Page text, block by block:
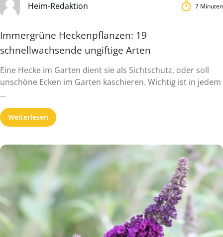
Heim-Redaktion 7 Minuten
Immergrüne Heckenpflanzen: 19
schnellwachsende ungiftige Arten
Eine Hecke im Garten dient sie als Sichtschutz, oder soll
unschöne Ecken im Garten kaschieren. Wichtig ist in jedem
...
Weiterlesen